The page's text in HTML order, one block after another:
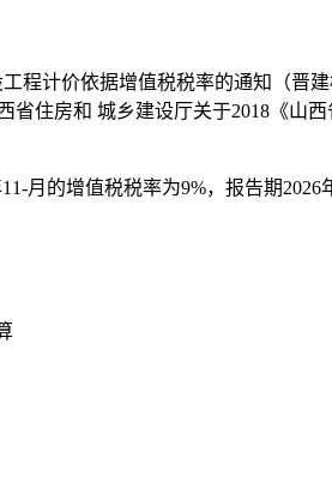
程计价依据增值税税率的通知（晋
住房和 城乡建设厅关于2018《山
月的增值税税率为9%，报告期2026